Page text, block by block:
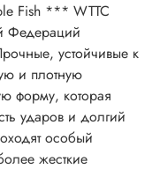
Fish *** WTTC
Федераций
устойчивые к
и плотную
форму, которая
ударов и долгий
особый
жесткие